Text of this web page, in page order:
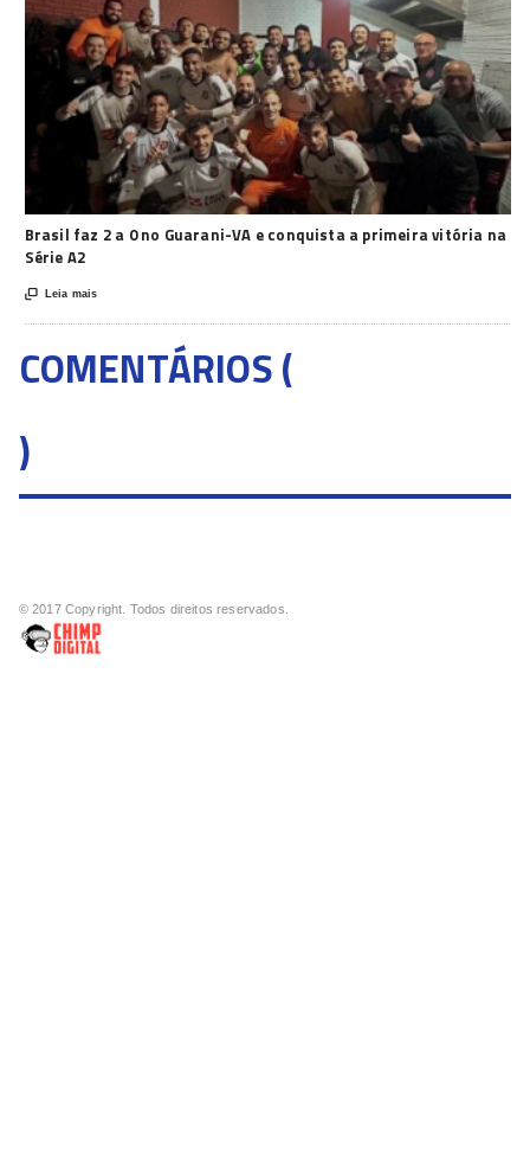
Brasil faz 2 a 0 no Guarani-VA e conquista a primeira vitória na
Série A2
 Leia mais
COMENTÁRIOS (
)
© 2017 Copyright. Todos direitos reservados.